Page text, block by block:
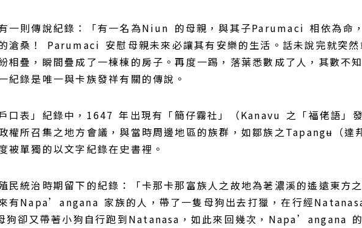
一則傳說紀錄：「有一名為Niun 的母親，與其子Parumaci 相依為命
滄桑！ Parumaci 安慰母親未來必讓其有安樂的生活。話未說完就突
相疊，瞬間疊成了一棟棟的房子。再度一踢，落葉悉數成了人，其數
紀錄是唯一與卡族發祥有關的傳說。
口表」紀錄中，1647 年出現有「簡仔霧社」（Kanavu 之「福佬語」
權所召集之地方會議，與當時周邊地區的族群，如鄒族之Tapangʉ（
被單獨的以文字紀錄在史書裡。
民統治時期留下的紀錄：「卡那卡那富族人之故地為荖濃溪的遙遠東
Napa’angana 家族的人，帶了一隻母狗出去打獵，在行經
狗卻又帶著小狗自行跑到Natanasa，如此來回幾次，Napa’angana